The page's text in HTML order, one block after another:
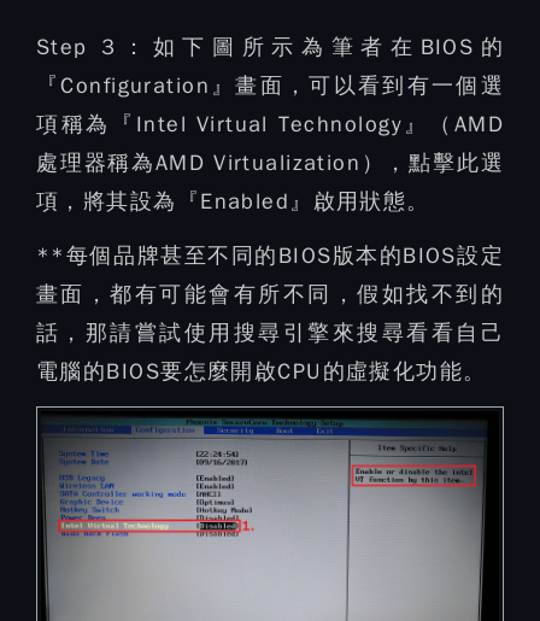
Step 3： 如下圖所示為筆者在BIOS的
『Configuration』畫面，可以看到有一個選
項稱為『Intel Virtual Technology』（AMD
處理器稱為AMD Virtualization），點擊此選
項，將其設為『Enabled』啟用狀態。
**每個品牌甚至不同的BIOS版本的BIOS設定
畫面，都有可能會有所不同，假如找不到的
話，那請嘗試使用搜尋引擎來搜尋看看自己
電腦的BIOS要怎麼開啟CPU的虛擬化功能。